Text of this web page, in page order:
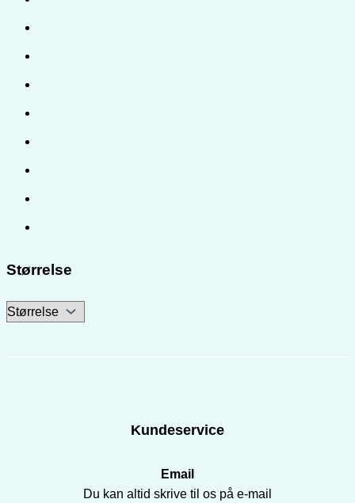
Størrelse
Kundeservice
Email
Du kan altid skrive til os på e-mail